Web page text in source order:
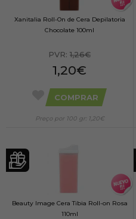
Xanitalia Roll-On de Cera Depilatoria
Chocolate 100ml
PVR: 1,26€
1,20€
COMPRAR
Preço por 100 gr: 1,20€
Beauty Image Cera Tibia Roll-on Rosa
110ml